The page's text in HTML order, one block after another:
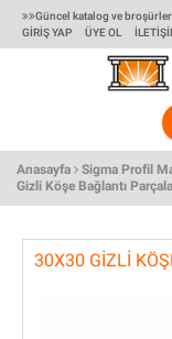
Güncel katalog ve
GIRIŞ YAP
ÜYE OL
Anasayfa Sigma Profil
Gizli Köşe Bağlantı
30X30 GIZLI